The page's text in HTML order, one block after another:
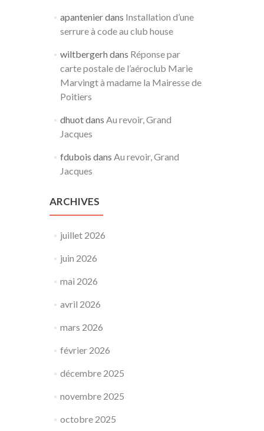
apantenierdans Installation d’une
serrure à code au club house
wiltbergerh dans Réponse par
carte postale de l’aéroclub Marie
Marvingt à madame la Mairesse de
Poitiers
dhuotdans Au revoir, Grand
Jacques
fdubois dans Au revoir, Grand
Jacques
ARCHIVES
juillet 2026
juin 2026
mai 2026
avril 2026
mars 2026
février 2026
décembre 2025
novembre 2025
octobre 2025